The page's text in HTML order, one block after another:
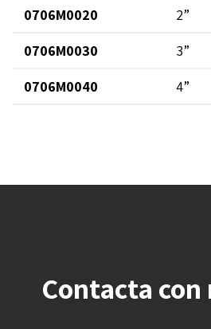
0706M0020
2”
0706M0030
3”
0706M0040
4”
Contacta